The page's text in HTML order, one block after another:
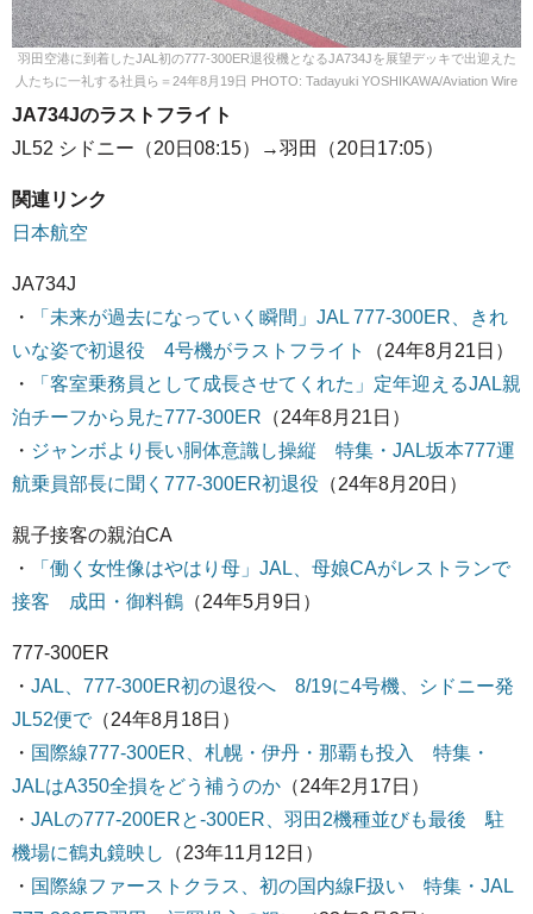
羽田空港に到着したJAL初の777-300ER退役機となるJA734Jを展望デッキで出迎えた
人たちに一礼する社員ら＝24年8月19日 PHOTO: Tadayuki YOSHIKAWA/Aviation Wire
JA734Jのラストフライト
JL52 シドニー（20日08:15）→羽田（20日17:05）
関連リンク
日本航空
JA734J
・
「未来が過去になっていく瞬間」JAL 777-300ER、きれ
いな姿で初退役 4号機がラストフライト
（24年8月21日）
・
「客室乗務員として成長させてくれた」定年迎えるJAL親
泊チーフから見た777-300ER （24年8月21日）
・ ジャンボより長い胴体意識し操縦 特集・JAL坂本777運
航乗員部長に聞く777-300ER初退役 （24年8月20日）
親子接客の親泊CA
・
「働く女性像はやはり母」JAL、母娘CAがレストランで
接客 成田・御料鶴 （24年5月9日）
777-300ER
・ JAL、777-300ER初の退役へ 8/19に4号機、シドニー発
JL52便で（24年8月18日）
・ 国際線777-300ER、札幌・伊丹・那覇も投入 特集・
JALはA350全損をどう補うのか （24年2月17日）
・ JALの777-200ERと-300ER、羽田2機種並びも最後 駐
機場に鶴丸鏡映し
（23年11月12日）
・ 国際線ファーストクラス、初の国内線F扱い 特集・JAL